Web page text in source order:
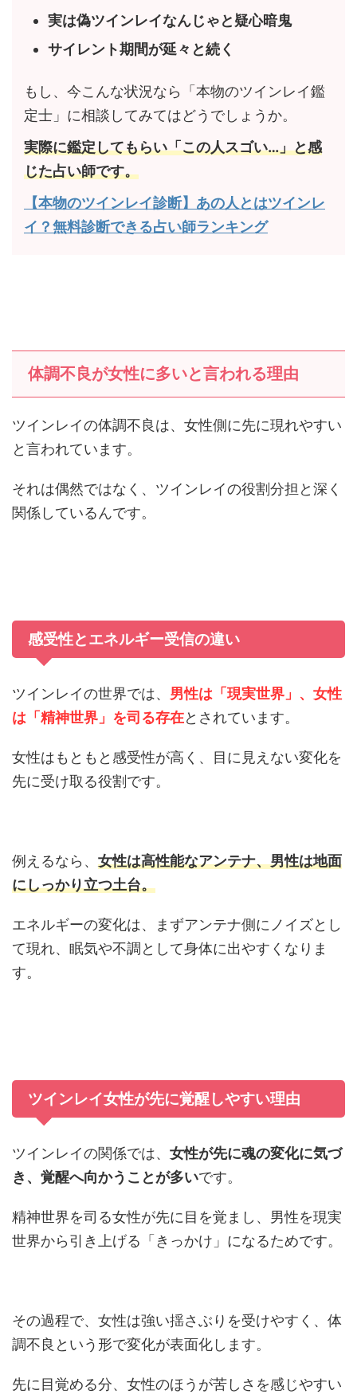
実は偽ツインレイなんじゃと疑心暗鬼
サイレント期間が延々と続く
もし、今こんな状況なら「本物のツインレイ鑑
定士」に相談してみてはどうでしょうか。
実際に鑑定してもらい「この人スゴい…」と感
じた占い師です。
【本物のツインレイ診断】あの人とはツインレ
イ？無料診断できる占い師ランキング
体調不良が女性に多いと言われる理由
ツインレイの体調不良は、女性側に先に現れやすい
と言われています。
それは偶然ではなく、ツインレイの役割分担と深く
関係しているんです。
感受性とエネルギー受信の違い
ツインレイの世界では、 男性は「現実世界」、女性
は「精神世界」を司る存在とされています。
女性はもともと感受性が高く、目に見えない変化を
先に受け取る役割です。
例えるなら、 女性は高性能なアンテナ、男性は地面
にしっかり立つ土台。
エネルギーの変化は、まずアンテナ側にノイズとし
て現れ、眠気や不調として身体に出やすくなりま
す。
ツインレイ女性が先に覚醒しやすい理由
ツインレイの関係では、 女性が先に魂の変化に気づ
き、覚醒へ向かうことが多いです。
精神世界を司る女性が先に目を覚まし、男性を現実
世界から引き上げる「きっかけ」になるためです。
その過程で、女性は強い揺さぶりを受けやすく、体
調不良という形で変化が表面化します。
先に目覚める分、女性のほうが苦しさを感じやすい